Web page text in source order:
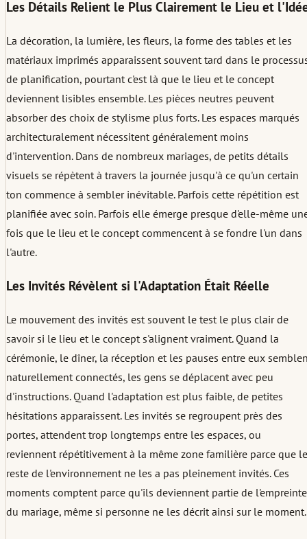
Les Détails Relient le Plus Clairement le Lieu et
La décoration, la lumière, les fleurs, la forme des tables et les
matériaux imprimés apparaissent souvent tard dans le
de planification, pourtant c'est là que le lieu et le concept
deviennent lisibles ensemble. Les pièces neutres peuvent
absorber des choix de stylisme plus forts. Les espaces marqués
architecturalement nécessitent généralement moins
d'intervention. Dans de nombreux mariages, de petits détails
visuels se répètent à travers la journée jusqu'à ce qu'un certain
ton commence à sembler inévitable. Parfois cette répétition est
planifiée avec soin. Parfois elle émerge presque d'elle-même
fois que le lieu et le concept commencent à se fondre l'un dans
l'autre.
Les Invités Révèlent si l'Adaptation Était Réelle
Le mouvement des invités est souvent le test le plus clair de
savoir si le lieu et le concept s'alignent vraiment. Quand la
cérémonie, le dîner, la réception et les pauses entre eux
naturellement connectés, les gens se déplacent avec peu
d'instructions. Quand l'adaptation est plus faible, de petites
hésitations apparaissent. Les invités se regroupent près des
portes, attendent trop longtemps entre les espaces, ou
reviennent répétitivement à la même zone familière parce que le
reste de l'environnement ne les a pas pleinement invités. Ces
moments comptent parce qu'ils deviennent partie de l'empreinte
du mariage, même si personne ne les décrit ainsi sur le moment.